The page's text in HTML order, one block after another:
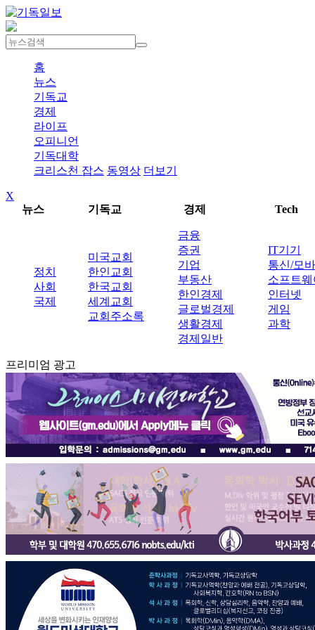
홈
뉴스
기독교
경제
라이프
오피니언
기독대학
크리스천 잡스 동영상 더보기
X
뉴스
기독교 경제 Tech
정치
사회
국제
미국교회
한인교회
한국교회
세계교회
교회주소록
금융
증권
기업
부동산
한인경제
글로벌경제
생활경제
경제일반
IT기기
통신/모
소프트웨
인터넷
게임
과학
프리미엄 광고